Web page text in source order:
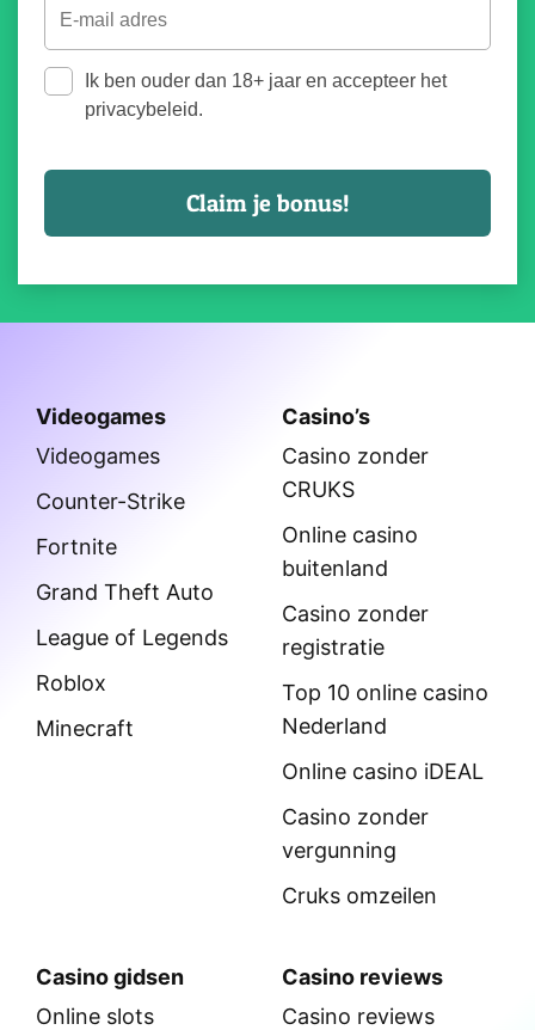
Ik ben ouder dan 18+ jaar en accepteer het
privacybeleid.
Videogames
Videogames
Counter-Strike
Fortnite
Grand Theft Auto
League of Legends
Roblox
Minecraft
Casino’s
Casino zonder
CRUKS
Online casino
buitenland
Casino zonder
registratie
Top 10 online casino
Nederland
Online casino iDEAL
Casino zonder
vergunning
Cruks omzeilen
Casino gidsen
Online slots
Casino reviews
Casino reviews